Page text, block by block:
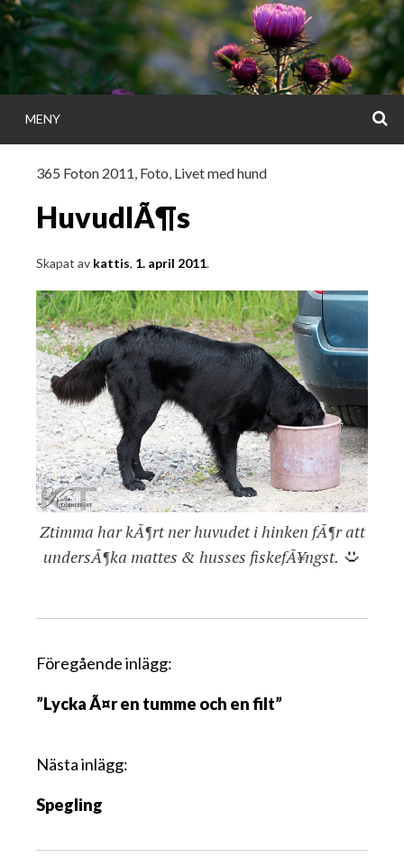
Gå
direkt
till
innehållet
MENY
365 Foton 2011, Foto, Livet med hund
HuvudlÃ¶s
Skapat av kattis, 1. april 2011.
Ztimma har kÃ¶rt ner huvudet i hinken fÃ¶r att
undersÃ¶ka mattes & husses fiskefÃ¥ngst.
I
g
s
Föregående inlägg:
”Lycka Ã¤r en tumme och en filt”
Nästa inlägg:
Spegling